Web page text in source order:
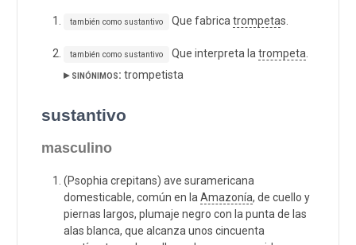
también como sustantivo Que fabrica trompetas.
también como sustantivo Que interpreta la trompeta
▸ sinónimos: trompetista
sustantivo
masculino
(Psophia crepitans) ave suramericana
domesticable, común en la Amazonía, de cuello y
piernas largos, plumaje negro con la punta de las
alas blanca, que alcanza unos cincuenta